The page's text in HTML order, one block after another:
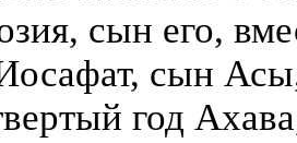
сын его,
сын
год